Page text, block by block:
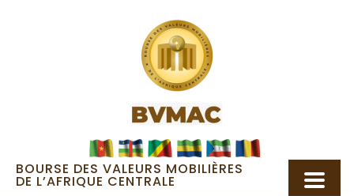
BOURSE DES VALEURS MOBILIÈRES
DE L’AFRIQUE CENTRALE